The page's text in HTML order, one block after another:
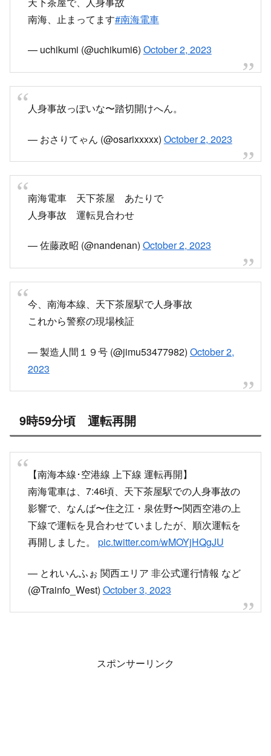
南海、止まってます#南海電車
— uchikumi (@uchikumi6) October 2, 2023
人身事故っぽいな〜踏切開けへん。
— おさりてゃん (@osarixxxxx) October 2, 2023
南海電車 天下茶屋 あたりで
人身事故 運転見合わせ
— 佐藤政昭 (@nandenan) October 2, 2023
今、南海本線、天下茶屋駅で人身事故
これから警察の現場検証
— 製造人間１９号 (@jimu53477982) October 2,
2023
9時59分頃 運転再開
【南海本線･空港線 上下線 運転再開】
南海電車は、7:46頃、天下茶屋駅での人身事故の
影響で、なんば〜住之江・泉佐野〜関西空港の上
下線で運転を見合わせていましたが、順次運転を
再開しました。 pic.twitter.com/wMOYjHQgJU
— とれいんふぉ 関西エリア 非公式運行情報 など
(@Trainfo_West) October 3, 2023
スポンサーリンク